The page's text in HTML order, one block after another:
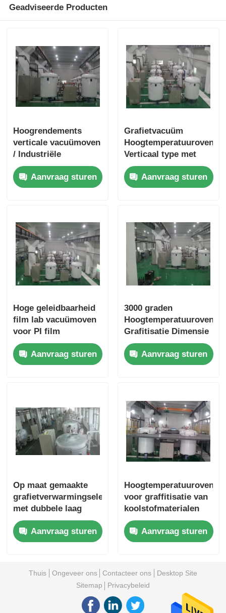
Geadviseerde Producten
Hoogrendements
verticale vacuümoven
/ Industriële
vacuümoven
Eenvoudige
bediening
Aanvraag sturen
Grafietvacuüm
Hoogtemperatuuroven
Verticaal type met
snelle afkoeling
Aanvraag sturen
Hoge geleidbaarheid
film lab vacuümoven
voor PI film
grafitisatie productie
Aanvraag sturen
3000 graden
Hoogtemperatuuroven
Grafitisatie Dimensie
Op maat
Aanvraag sturen
Op maat gemaakte
grafietverwarmingselementoven
met dubbele laag
aluminium baksteen
Aanvraag sturen
Hoogtemperatuuroven
voor graffitisatie van
koolstofmaterialen
Aanvraag sturen
Thuis Ongeveer ons Contacteer ons
Desktop Site
Sitemap
Privacybeleid